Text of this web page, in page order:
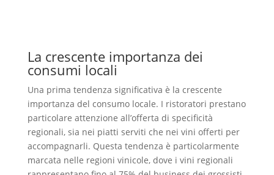
La crescente importanza dei
consumi locali
Una prima tendenza significativa è la crescente
importanza del consumo locale. I ristoratori prestano
particolare attenzione all’offerta di specificità
regionali, sia nei piatti serviti che nei vini offerti per
accompagnarli. Questa tendenza è particolarmente
marcata nelle regioni vinicole, dove i vini regionali